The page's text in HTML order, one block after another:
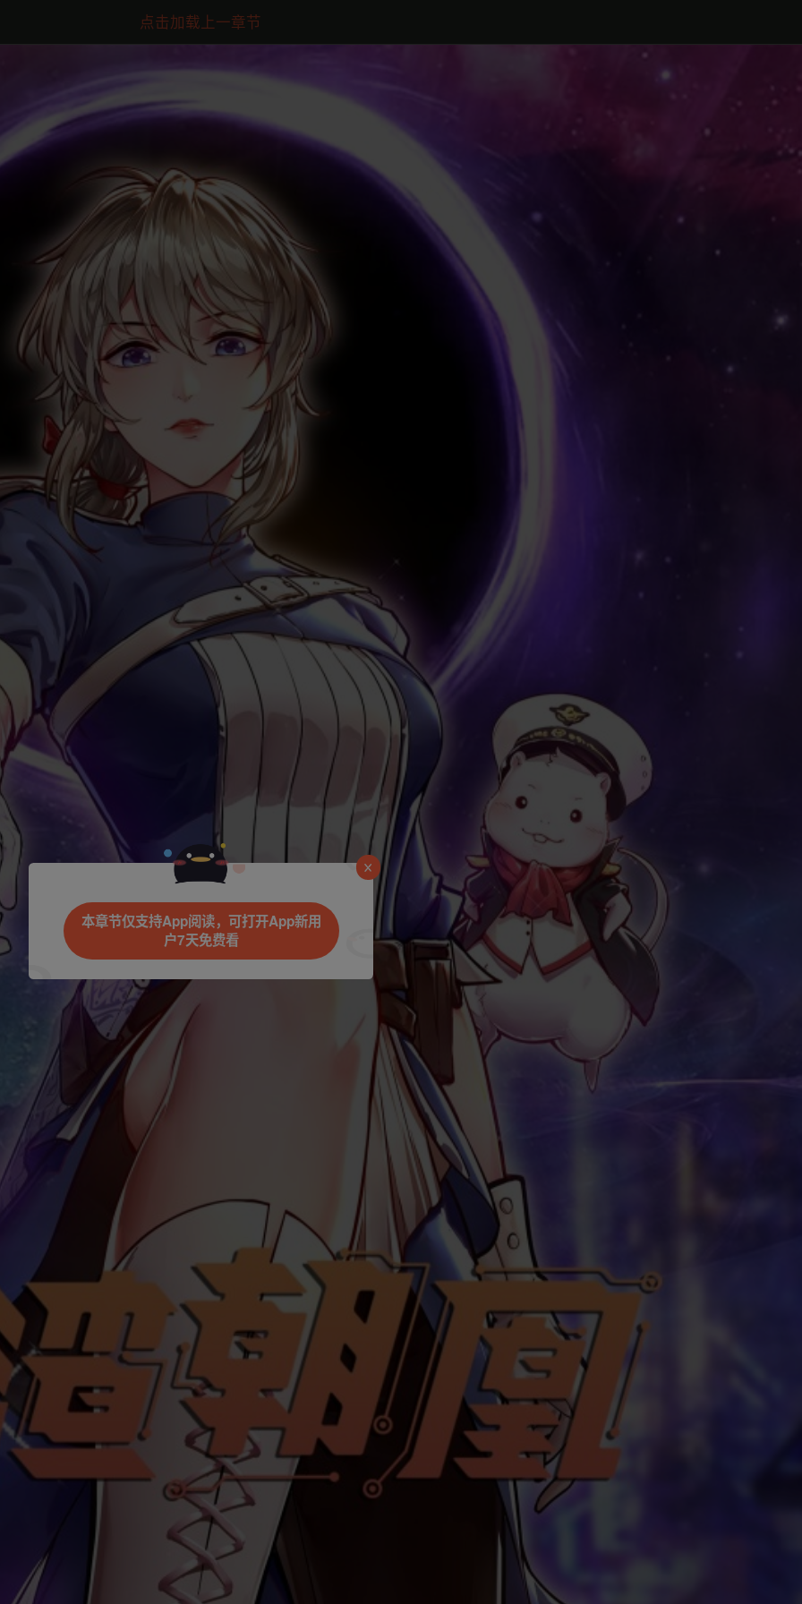
点击加载上一章节
本章节仅支持App阅读，可打开App新用
户7天免费看
是否前往腾漫App继续阅读
立即前往